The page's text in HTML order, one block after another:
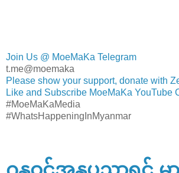
Join Us @ MoeMaKa Telegram
t.me@moemaka
Please show your support, donate with
Like and Subscribe MoeMaKa YouTube
#MoeMaKaMedia
#WhatsHappeningInMyanmar